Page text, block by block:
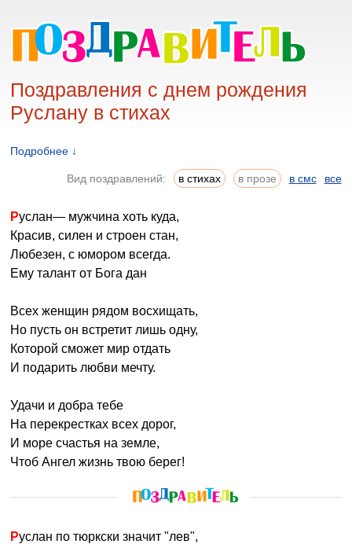
Поздравления с днем рождения
Руслану в стихах
Подробнее ↓
Вид поздравлений: в стихах в прозе в смс все
Руслан— мужчина хоть куда,
Красив, силен и строен стан,
Любезен, с юмором всегда.
Ему талант от Бога дан
Всех женщин рядом восхищать,
Но пусть он встретит лишь одну,
Которой сможет мир отдать
И подарить любви мечту.
Удачи и добра тебе
На перекрестках всех дорог,
И море счастья на земле,
Чтоб Ангел жизнь твою берег!
Руслан по тюркски значит "лев",